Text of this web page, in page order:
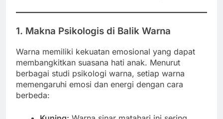
1. Makna Psikologis di Balik Warna
Warna memiliki kekuatan emosional yang dapat
membangkitkan suasana hati anak. Menurut
berbagai studi psikologi warna, setiap warna
memengaruhi emosi dan energi dengan cara
berbeda: